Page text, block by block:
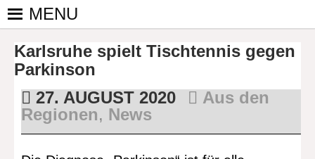
Skip
PINGPONGPARKINSON
DEUTSCHLAND E. V.
ist der
bundesweite
Zusammenschluss
kooperierenden
Vereinen und
Einzelpersonen,
der sich – mit dem
MENU
Karlsruhe spielt Tischtennis gegen
Parkinson
27. AUGUST 2020
Aus den
Regionen, News